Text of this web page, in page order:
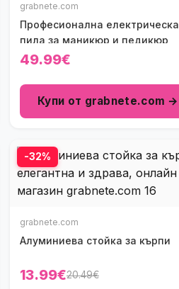
grabnete.com
Професионална електрическа
пила за маникюр и педикюр
49.99€
Купи от grabnete.com →
-32%
grabnete.com
Алуминиева стойка за кърпи
13.99€20.49€